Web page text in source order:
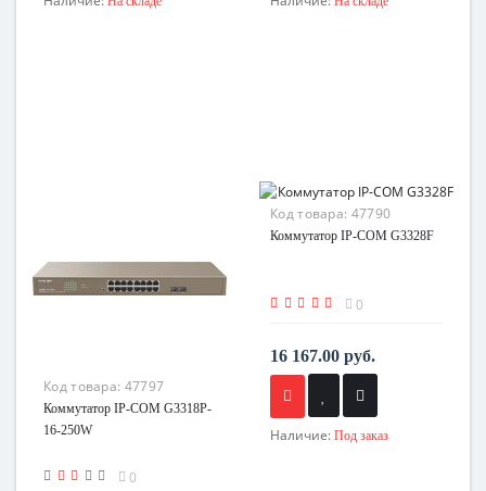
Код товара: 47797
Коммутатор IP-COM G3318P-
16-250W
0
Код товара: 47790
Коммутатор IP-COM G3328F
0
16 167.00 руб.
Наличие: Под заказ